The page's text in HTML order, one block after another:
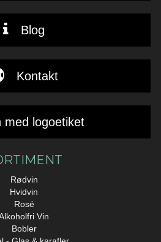
Blog
Kontakt
med logoetiket
Rødvin
Hvidvin
Rosé
Vin
Bobler